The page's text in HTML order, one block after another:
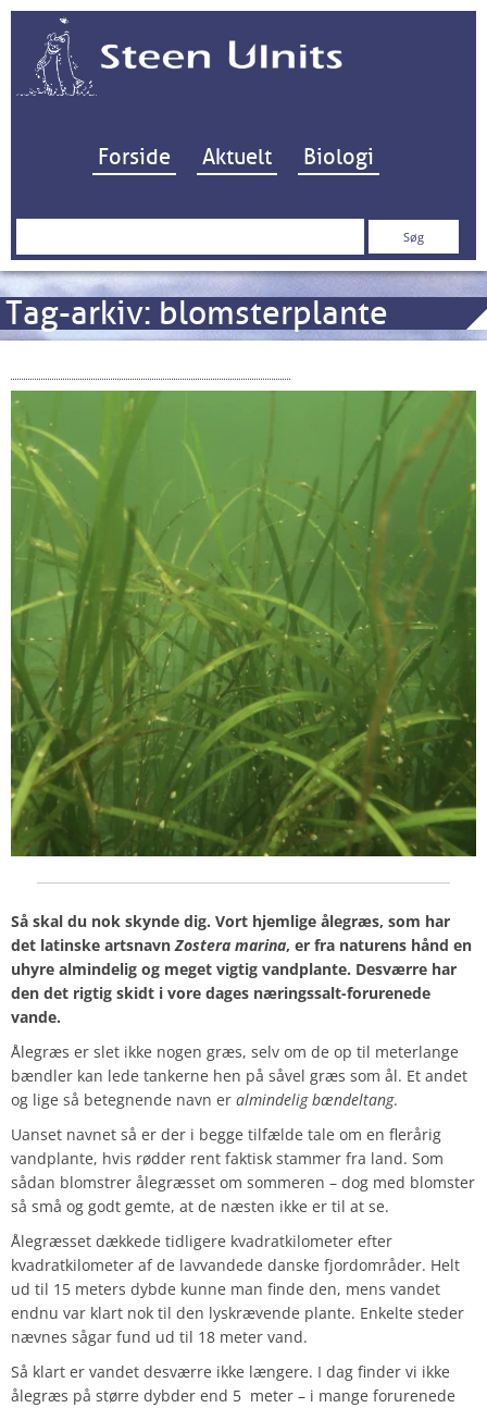
Hop til indhold
Forside Aktuelt Biologi
Søg
Tag-arkiv: blomsterplante
Så skal du nok skynde dig. Vort hjemlige ålegræs, som har
det latinske artsnavnZostera marina, er fra naturens hånd en
uhyre almindelig og meget vigtig vandplante. Desværre har
den det rigtig skidt i vore dages næringssalt-forurenede
vande.
Ålegræs er slet ikke nogen græs, selv om de op til meterlange
bændler kan lede tankerne hen på såvel græs som ål. Et andet
og lige så betegnende navn er almindelig bændeltang.
Uanset navnet så er der i begge tilfælde tale om en flerårig
vandplante, hvis rødder rent faktisk stammer fra land. Som
sådan blomstrer ålegræsset om sommeren – dog med blomster
så små og godt gemte, at de næsten ikke er til at se.
Ålegræsset dækkede tidligere kvadratkilometer efter
kvadratkilometer af de lavvandede danske fjordområder. Helt
ud til 15 meters dybde kunne man finde den, mens vandet
endnu var klart nok til den lyskrævende plante. Enkelte steder
nævnes sågar fund ud til 18 meter vand.
Så klart er vandet desværre ikke længere. I dag finder vi ikke
ålegræs på større dybder end 5 meter – i mange forurenede